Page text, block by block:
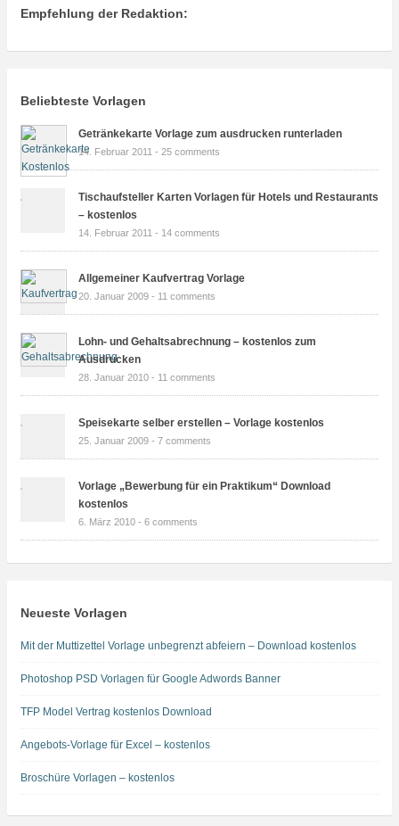
Empfehlung der Redaktion:
Beliebteste Vorlagen
Getränkekarte Vorlage zum ausdrucken runterladen
14. Februar 2011 - 25 comments
Tischaufsteller Karten Vorlagen für Hotels und Restaurants
– kostenlos
14. Februar 2011 - 14 comments
Allgemeiner Kaufvertrag Vorlage
20. Januar 2009 - 11 comments
Lohn- und Gehaltsabrechnung – kostenlos zum
Ausdrucken
28. Januar 2010 - 11 comments
Speisekarte selber erstellen – Vorlage kostenlos
25. Januar 2009 - 7 comments
Vorlage „Bewerbung für ein Praktikum“ Download
kostenlos
6. März 2010 - 6 comments
Neueste Vorlagen
Mit der Muttizettel Vorlage unbegrenzt abfeiern – Download kostenlos
Photoshop PSD Vorlagen für Google Adwords Banner
TFP Model Vertrag kostenlos Download
Angebots-Vorlage für Excel – kostenlos
Broschüre Vorlagen – kostenlos